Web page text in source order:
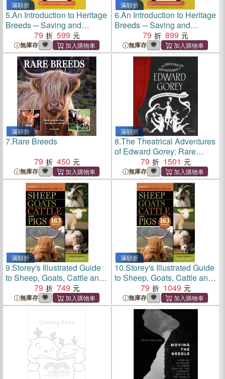
滿額折
5.An Introduction to Heritage
Breeds ─ Saving and
Raising Rare-Breed
Livestock and Poultry
79 599
無庫存
滿額折
6.An Introduction to Heritage
Breeds ─ Saving and
Raising Rare-Breed
Livestock and Poultry
79 899
無庫存
滿額折
7.Rare Breeds
79
450
無庫存
滿額折
8.The Theatrical Adventures
of Edward Gorey: Rare
Drawings, Scripts, and
Stories
79 1501
無庫存
滿額折
9.Storey's Illustrated Guide
to Sheep, Goats, Cattle and
Pigs ─ 163 Breeds from
Common to Rare
79 749
無庫存
滿額折
10.Storey's Illustrated Guide
to Sheep, Goats, Cattle and
Pigs ─ 163 Breeds from
Common to Rare
79 1049
無庫存